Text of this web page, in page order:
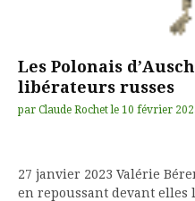
Les Polonais
libérateurs russes
par Claude Rochet le 10 février
27 janvier 2023 Valérie
en repoussant devant elles